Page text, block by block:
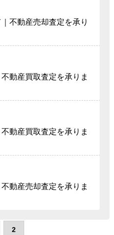
不動産売却査定を承り
動産買取査定を承りま
動産買取査定を承りま
動産売却査定を承りま
2